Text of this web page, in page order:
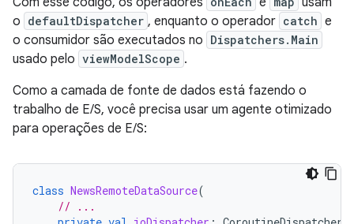
o defaultDispatcher , enquanto o operador catch e
o consumidor são executados no Dispatchers.Main
usado pelo viewModelScope .
Como a camada de fonte de dados está fazendo o
trabalho de E/S, você precisa usar um agente otimizado
para operações de E/S:
class NewsRemoteDataSource(
// ...